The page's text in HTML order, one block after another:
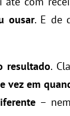
ousar. E de
resultado.
vez em
– nem